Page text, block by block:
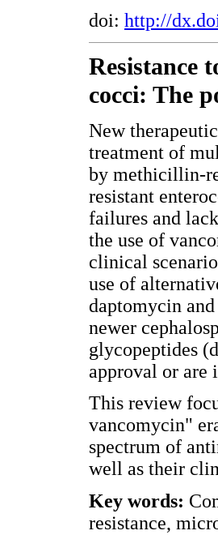
doi: http://
Resistance
cocci: The
New
treatment of
by methicillin-
resistant
failures and
the use of
clinical
use of
daptomycin
newer
glycopeptides
approval or are
This review
vancomycin"
spectrum of
well as their
Key words:
resistance,